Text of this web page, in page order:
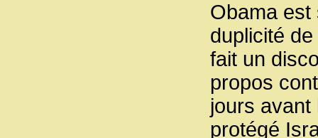
Obama est
duplicité
fait un
propos
jours avant
protégé